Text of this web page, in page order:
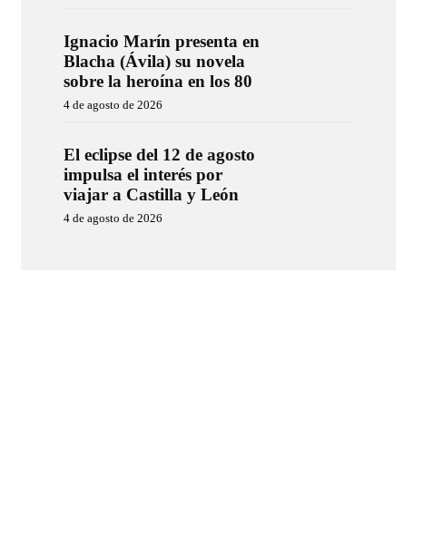
Ignacio Marín presenta en
Blacha (Ávila) su novela
sobre la heroína en los 80
4 de agosto de 2026
El eclipse del 12 de agosto
impulsa el interés por
viajar a Castilla y León
4 de agosto de 2026